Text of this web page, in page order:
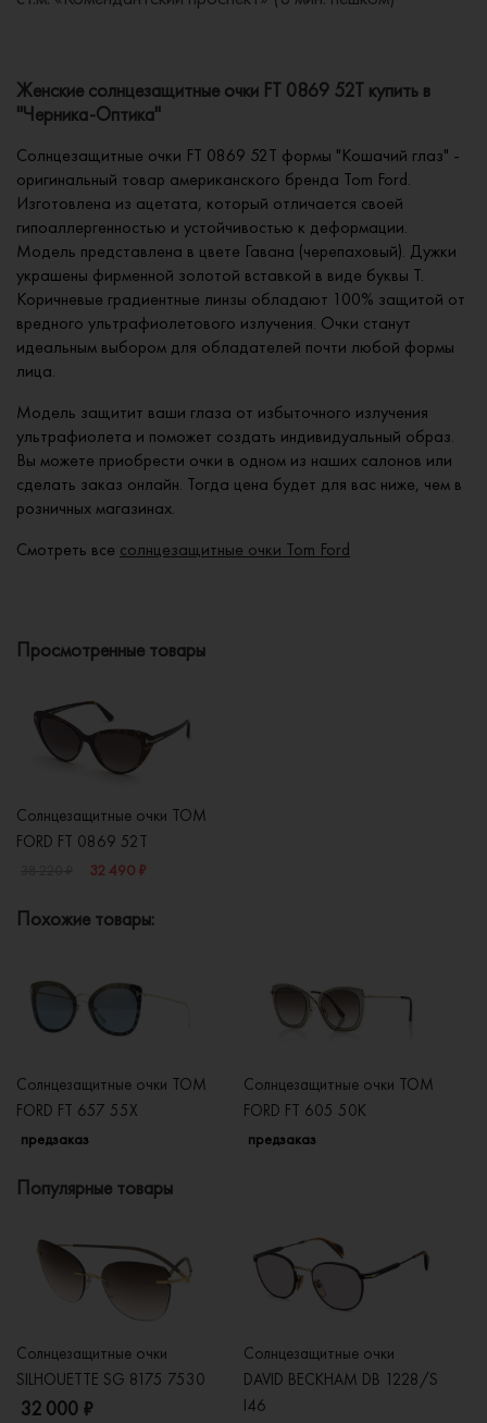
Женские солнцезащитные очки FT 0869 52T купить в
"Черника-Оптика"
Солнцезащитные очки FT 0869 52T формы "Кошачий глаз" -
оригинальный товар американского бренда Tom Ford.
Изготовлена из ацетата, который отличается своей
гипоаллергенностью и устойчивостью к деформации.
Модель представлена в цвете Гавана (черепаховый). Дужки
украшены фирменной золотой вставкой в виде буквы Т.
Коричневые градиентные линзы обладают 100% защитой от
вредного ультрафиолетового излучения. Очки станут
идеальным выбором для обладателей почти любой формы
лица.
Модель защитит ваши глаза от избыточного излучения
ультрафиолета и поможет создать индивидуальный образ.
Вы можете приобрести очки в одном из наших салонов или
сделать заказ онлайн. Тогда цена будет для вас ниже, чем в
розничных магазинах.
Смотреть все солнцезащитные очки Tom Ford
Просмотренные товары
Солнцезащитные очки TOM
FORD FT 0869 52T
32 490 ₽
Похожие товары:
Солнцезащитные очки TOM
FORD FT 657 55X
предзаказ
Солнцезащитные очки TOM
FORD FT 605 50K
предзаказ
Популярные товары
Солнцезащитные очки
SILHOUETTE SG 8175 7530
32 000 ₽
Солнцезащитные очки
DAVID BECKHAM DB 1228/S
I46